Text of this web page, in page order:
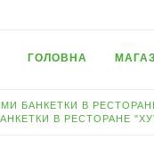
ГОЛОВНА
БАНКЕТКИ В
В РЕСТОРАНЕ